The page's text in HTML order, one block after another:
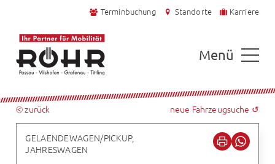
Terminbuchung Standorte Karriere
Menü
⧀ zurück neue Fahrzeugsuche ↺
GELAENDEWAGEN/PICKUP,
JAHRESWAGEN